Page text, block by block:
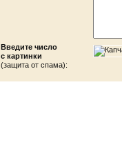
Введите число
с картинки
(защита от спама):